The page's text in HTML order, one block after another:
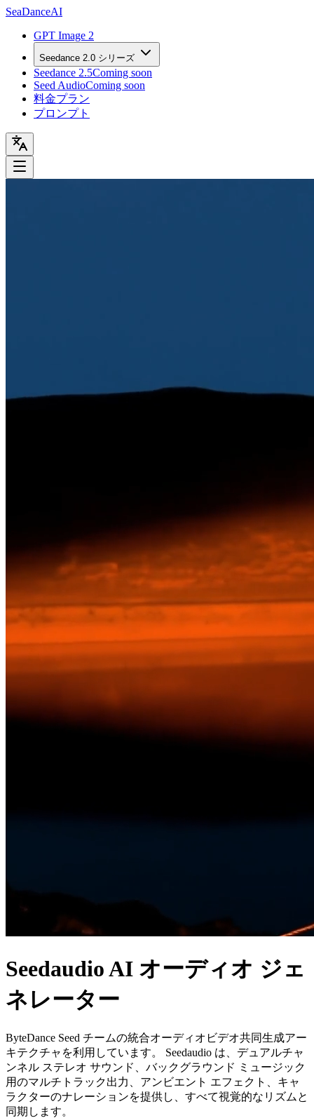
SeaDanceAI
GPT Image 2
Seedance 2.0 シリーズ
Seedance 2.5Coming soon
Seed AudioComing soon
料金プラン
プロンプト
Seedaudio AI オーディオ ジェ
ネレーター
ByteDance Seed チームの統合オーディオビデオ共同生成アー
キテクチャを利用しています。 Seedaudio は、デュアルチャ
ンネル ステレオ サウンド、バックグラウンド ミュージック
用のマルチトラック出力、アンビエント エフェクト、キャ
ラクターのナレーションを提供し、すべて視覚的なリズムと
同期します。